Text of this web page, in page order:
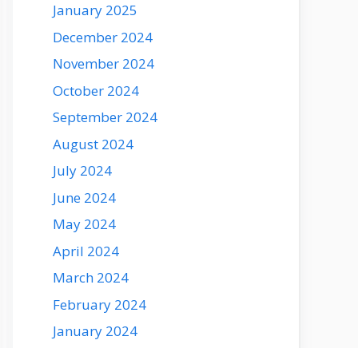
January 2025
December 2024
November 2024
October 2024
September 2024
August 2024
July 2024
June 2024
May 2024
April 2024
March 2024
February 2024
January 2024